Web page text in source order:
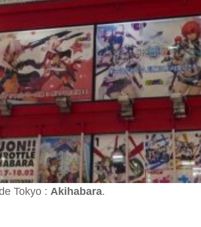
Tokyo : Akihabara.